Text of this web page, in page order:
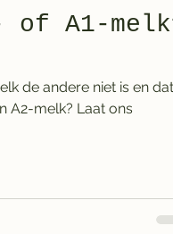
of A1-
de andere niet is en
Laat ons